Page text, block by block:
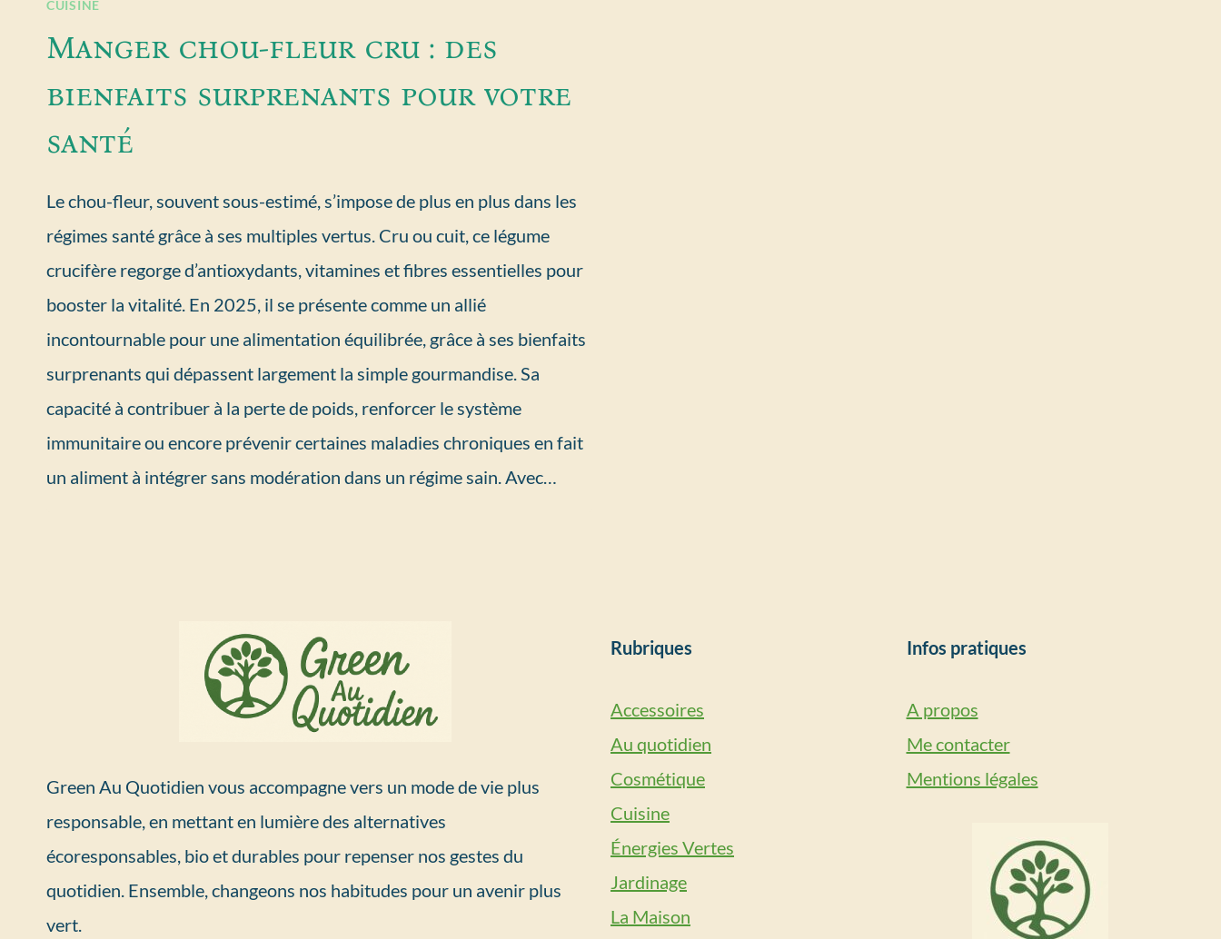
CUISINE
Manger chou-fleur cru : des
bienfaits surprenants pour votre
santé
Le chou-fleur, souvent sous-estimé, s’impose de plus en plus dans les
régimes santé grâce à ses multiples vertus. Cru ou cuit, ce légume
crucifère regorge d’antioxydants, vitamines et fibres essentielles pour
booster la vitalité. En 2025, il se présente comme un allié
incontournable pour une alimentation équilibrée, grâce à ses bienfaits
surprenants qui dépassent largement la simple gourmandise. Sa
capacité à contribuer à la perte de poids, renforcer le système
immunitaire ou encore prévenir certaines maladies chroniques en fait
un aliment à intégrer sans modération dans un régime sain. Avec…
Green Au Quotidien vous accompagne vers un mode de vie plus
responsable, en mettant en lumière des alternatives
écoresponsables, bio et durables pour repenser nos gestes du
quotidien. Ensemble, changeons nos habitudes pour un avenir plus
vert.
Rubriques
Accessoires
Au quotidien
Cosmétique
Cuisine
Énergies Vertes
Jardinage
La Maison
Infos pratiques
A propos
Me contacter
Mentions légales